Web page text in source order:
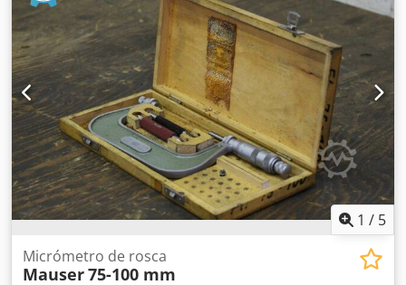
1 / 5
Micrómetro de rosca
Mauser75-100 mm